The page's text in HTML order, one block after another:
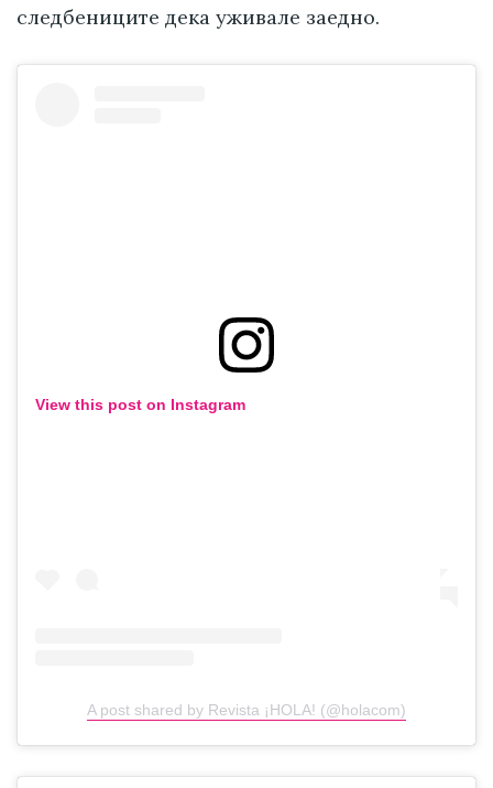
следбениците дека уживале заедно.
View this post on Instagram
A post shared by Revista ¡HOLA! (@holacom)